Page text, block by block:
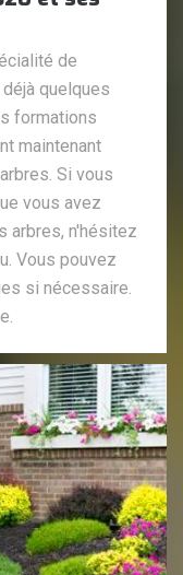
de
quelques
formations
maintenant
Si vous
vous avez
arbres, n'hésitez
Vous pouvez
si nécessaire.